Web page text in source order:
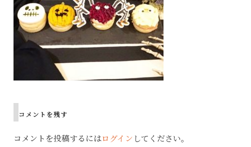
コメントを残す
コメントを投稿するにはログイン してください。